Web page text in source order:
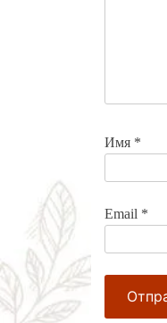
Имя *
Email *